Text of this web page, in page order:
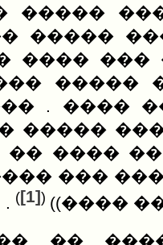
���
�����
���� .
����
���� ���
��� ���
(
[1]
)
.
��